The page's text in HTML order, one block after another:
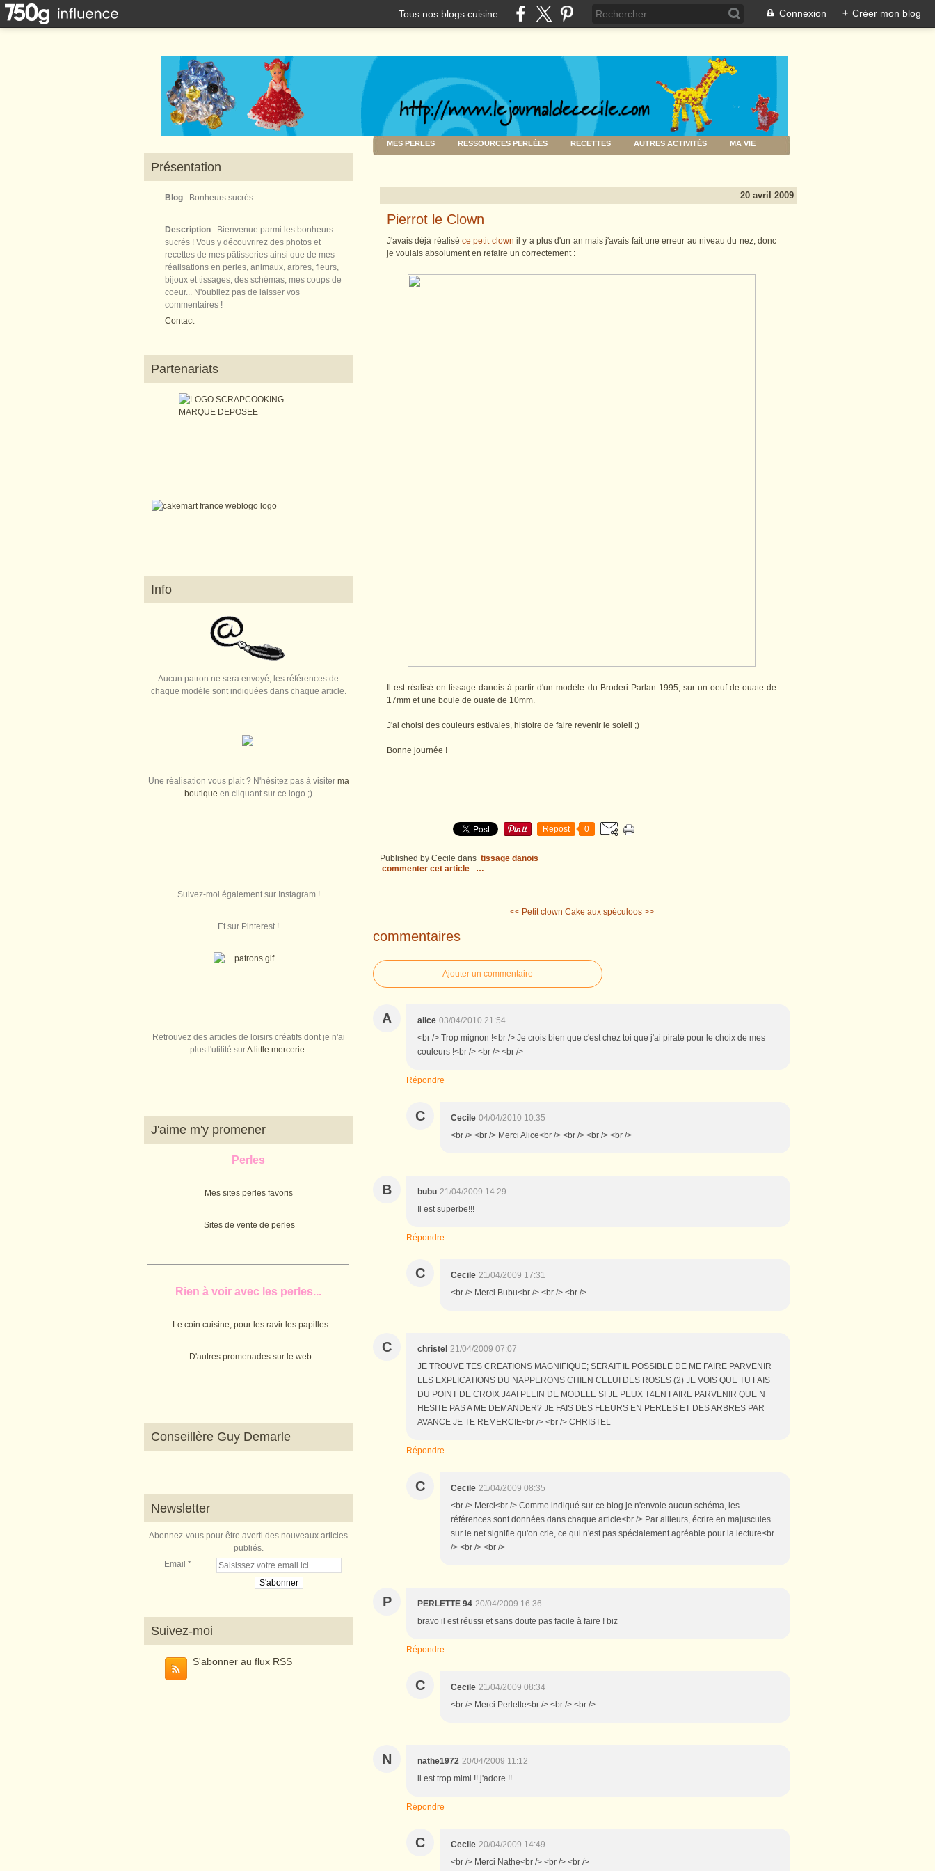
Tous nos blogs cuisine Connexion + Créer mon blog
Présentation
Blog : Bonheurs sucrés
Description : Bienvenue parmi les bonheurs
sucrés ! Vous y découvrirez des photos et
recettes de mes pâtisseries ainsi que de mes
réalisations en perles, animaux, arbres, fleurs,
bijoux et tissages, des schémas, mes coups de
coeur... N'oubliez pas de laisser vos
commentaires !
Contact
Partenariats
Info
Aucun patron ne sera envoyé, les références de
chaque modèle sont indiquées dans chaque article.
Une réalisation vous plait ? N'hésitez pas à visiter ma
boutique en cliquant sur ce logo ;)
Suivez-moi également sur Instagram !
Et sur Pinterest !
Retrouvez des articles de loisirs créatifs dont je n'ai
plus l'utilité surA little mercerie.
J'aime m'y promener
Perles
Mes sites perles favoris
Sites de vente de perles
Rien à voir avec les perles...
Le coin cuisine, pour les ravir les papilles
D'autres promenades sur le web
Conseillère Guy Demarle
Newsletter
Abonnez-vous pour être averti des nouveaux articles
publiés.
Email
Suivez-moi
S'abonner au flux RSS
MES PERLES RESSOURCES PERLÉES RECETTES AUTRES ACTIVITÉS MA VIE
20 avril 2009
Pierrot le Clown
J'avais déjà réalisé ce petit clown il y a plus d'un an mais j'avais fait une erreur au niveau du nez, donc
je voulais absolument en refaire un correctement :
Il est réalisé en tissage danois à partir d'un modèle du Broderi Parlan 1995, sur un oeuf de ouate de
17mm et une boule de ouate de 10mm.
J'ai choisi des couleurs estivales, histoire de faire revenir le soleil ;)
Bonne journée !
Repost 0
Published by Cecile dans tissage danois
commenter cet article
…
<< Petit clown Cake aux spéculoos >>
commentaires
Ajouter un commentaire
A alice 03/04/2010 21:54
<br /> Trop mignon !<br /> Je crois bien que c'est chez toi que j'ai piraté pour le choix de mes
couleurs !<br /> <br /> <br />
Répondre
C Cecile 04/04/2010 10:35
<br /> <br /> Merci Alice<br /> <br /> <br /> <br />
B bubu 21/04/2009 14:29
Il est superbe!!!
Répondre
C Cecile 21/04/2009 17:31
<br /> Merci Bubu<br /> <br /> <br />
C christel 21/04/2009 07:07
JE TROUVE TES CREATIONS MAGNIFIQUE; SERAIT IL POSSIBLE DE ME FAIRE PARVENIR
LES EXPLICATIONS DU NAPPERONS CHIEN CELUI DES ROSES (2) JE VOIS QUE TU FAIS
DU POINT DE CROIX J4AI PLEIN DE MODELE SI JE PEUX T4EN FAIRE PARVENIR QUE N
HESITE PAS A ME DEMANDER? JE FAIS DES FLEURS EN PERLES ET DES ARBRES PAR
AVANCE JE TE REMERCIE<br /> <br /> CHRISTEL
Répondre
C Cecile 21/04/2009 08:35
<br /> Merci<br /> Comme indiqué sur ce blog je n'envoie aucun schéma, les
références sont données dans chaque article<br /> Par ailleurs, écrire en majuscules
sur le net signifie qu'on crie, ce qui n'est pas spécialement agréable pour la lecture<br
/> <br /> <br />
P PERLETTE 94 20/04/2009 16:36
bravo il est réussi et sans doute pas facile à faire ! biz
Répondre
C Cecile 21/04/2009 08:34
<br /> Merci Perlette<br /> <br /> <br />
N nathe1972 20/04/2009 11:12
il est trop mimi !! j'adore !!
Répondre
C Cecile 20/04/2009 14:49
<br /> Merci Nathe<br /> <br /> <br />